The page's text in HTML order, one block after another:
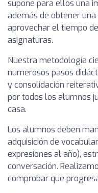
supone para ellos una
además de obtener
aprovechar el tiempo
asignaturas.
Nuestra metodología
numerosos pasos
y consolidación
por todos los alumnos
casa.
Los alumnos deben
adquisición de
expresiones al año),
conversación.
comprobar que